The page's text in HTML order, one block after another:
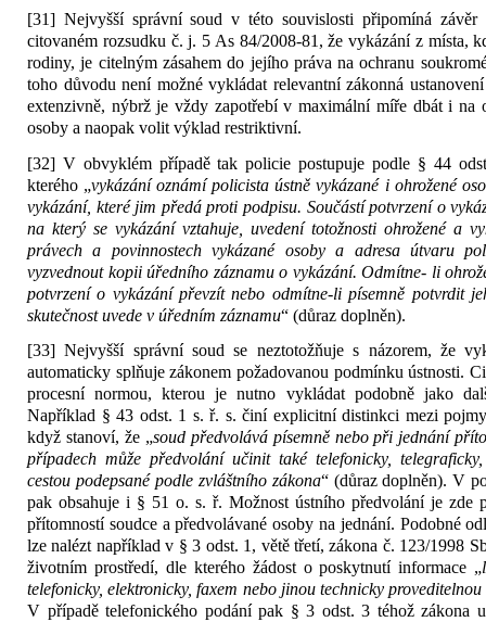
[31] Nejvyšší správní soud v této souvislosti připomíná závěr
citovaném rozsudku č. j. 5 As 84/2008-81, že vykázání z místa,
rodiny, je citelným zásahem do jejího práva na ochranu
toho důvodu není možné vykládat relevantní zákonná
extenzivně, nýbrž je vždy zapotřebí v maximální míře dbát i na
osoby a naopak volit výklad restriktivní.
[32] V obvyklém případě tak policie postupuje podle § 44
kterého „vykázání oznámí policista ústně vykázané i ohrožené
vykázání, které jim předá proti podpisu. Součástí potvrzení o
na který se vykázání vztahuje, uvedení totožnosti ohrožené a
právech a povinnostech vykázané osoby a adresa útvaru
vyzvednout kopii úředního záznamu o vykázání. Odmítne- li
potvrzení o vykázání převzít nebo odmítne-li písemně potvrdit
skutečnost uvede v úředním záznamu“ (důraz doplněn).
[33] Nejvyšší správní soud se neztotožňuje s názorem, že
automaticky splňuje zákonem požadovanou podmínku ústnosti.
procesní normou, kterou je nutno vykládat podobně jako
Například § 43 odst. 1 s. ř. s. činí explicitní distinkci mezi
když stanoví, že „soud předvolává písemně nebo při jednání
případech může předvolání učinit také telefonicky,
cestou podepsané podle zvláštního zákona“ (důraz doplněn). V
pak obsahuje i § 51 o. s. ř. Možnost ústního předvolání je zde
přítomností soudce a předvolávané osoby na jednání. Podobné
lze nalézt například v § 3 odst. 1, větě třetí, zákona č. 123/1998
životním prostředí, dle kterého žádost o poskytnutí informace „
telefonicky, elektronicky, faxem nebo jinou technicky
V případě telefonického podání pak § 3 odst. 3 téhož zákona